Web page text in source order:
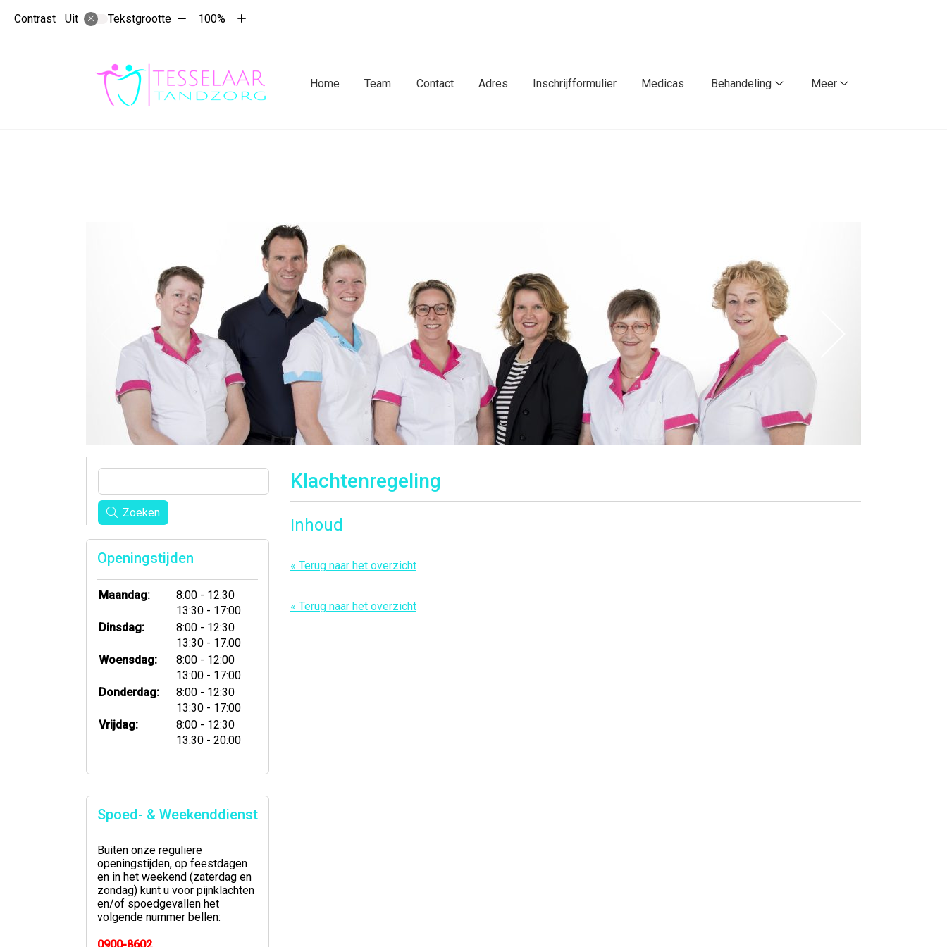
Contrast Uit Tekstgrootte Tekst100%
Tekst
Hoofdmenu
Home Team Contact Adres Inschrijfformulier Medicas
Behandeling
Meer
Klachtenregeling
Inhoud
« Terug naar het overzicht
« Terug naar het overzicht
Zoeken
Openingstijden
Maandag: 8:00 tot
- 12:30
13:30 tot
- 17:00
Dinsdag:
8:00 tot
- 12:30
13:30 tot
- 17.00
Woensdag:
8:00 tot
- 12:00
13:00 tot
- 17:00
Donderdag:
8:00 tot
- 12:30
13:30 tot
- 17:00
Vrijdag:
8:00 tot
- 12:30
13:30 tot
- 20:00
Spoed- & Weekenddienst
Buiten onze reguliere
openingstijden, op feestdagen
en in het weekend (zaterdag en
zondag) kunt u voor pijnklachten
en/of spoedgevallen het
volgende nummer bellen:
0900-8602